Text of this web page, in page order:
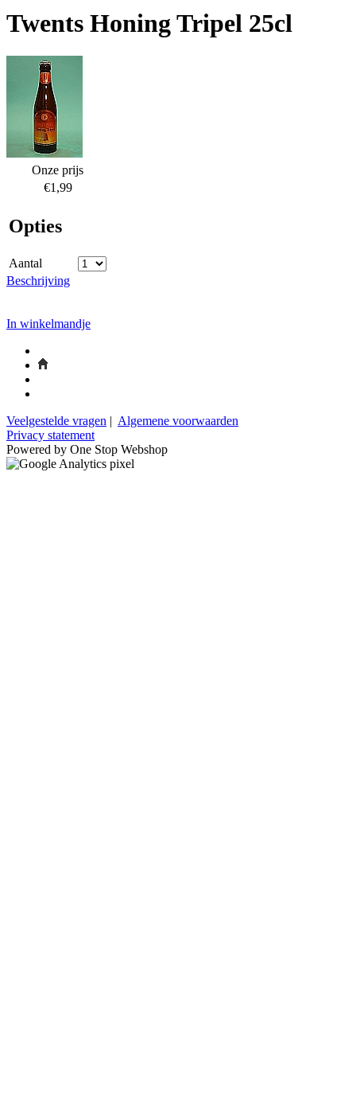
Twents Honing Tripel 25cl
Onze prijs
€1,99
Opties
Aantal
Beschrijving
In winkelmandje
Veelgestelde vragen | Algemene voorwaarden
Privacy statement
Powered by One Stop Webshop